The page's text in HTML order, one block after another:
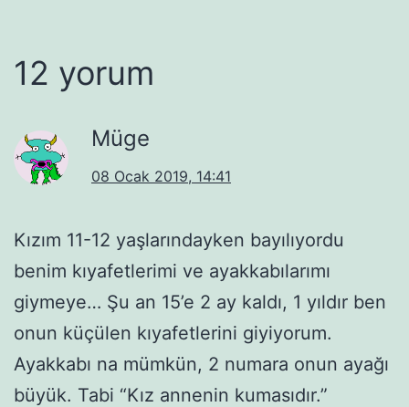
12 yorum
Müge
08 Ocak 2019, 14:41
Kızım 11-12 yaşlarındayken bayılıyordu
benim kıyafetlerimi ve ayakkabılarımı
giymeye… Şu an 15’e 2 ay kaldı, 1 yıldır ben
onun küçülen kıyafetlerini giyiyorum.
Ayakkabı na mümkün, 2 numara onun ayağı
büyük. Tabi “Kız annenin kumasıdır.”